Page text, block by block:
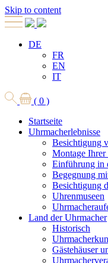
Skip to content
DE
FR
EN
IT
( 0 )
Startseite
Uhrmacherlebnisse
Besichtigung
Montage
Einführung in
Begegnung
Besichtigung
Uhrenmuseen
Land der Uhrmacher
Historisch
Gästehäuser